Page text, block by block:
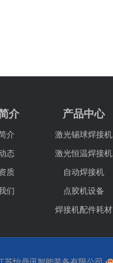
介
介
态
质
们
产品中心
激光锡球焊接机
激光恒温焊接机
自动焊接机
点胶机设备
焊接机配件耗材